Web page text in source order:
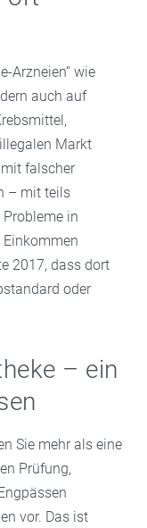
Arzneien“ wie
auch auf
Markt
falscher
– mit teils
in
2017, dass dort
oder
– ein
Sie mehr als eine
Prüfung,
vor. Das ist